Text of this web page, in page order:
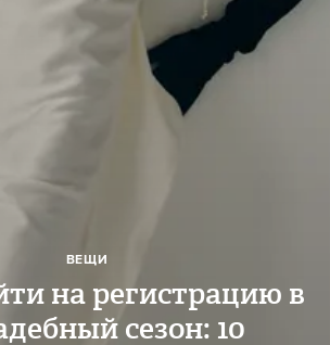
ВЕЩИ
на регистрацию в
сезон: 10